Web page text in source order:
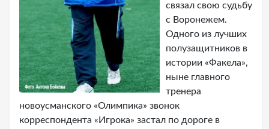
связал свою судьбу
с Воронежем.
Одного из лучших
полузащитников в
истории «Факела»,
ныне главного
тренера
новоусманского «Олимпика» звонок
корреспондента «Игрока» застал по дороге в